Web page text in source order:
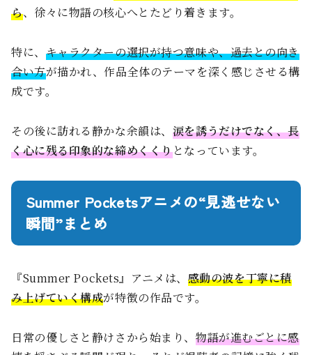
ら、徐々に物語の核心へとたどり着きます。
特に、 キャラクターの選択が持つ意味や、過去との向き
合い方が描かれ、作品全体のテーマを深く感じさせる構
成です。
その後に訪れる静かな余韻は、 涙を誘うだけでなく、長
く心に残る印象的な締めくくりとなっています。
Summer Pocketsアニメの“見逃せない
瞬間”まとめ
『Summer Pockets』アニメは、 感動の波を丁寧に積
み上げていく構成が特徴の作品です。
日常の優しさと静けさから始まり、 物語が進むごとに感